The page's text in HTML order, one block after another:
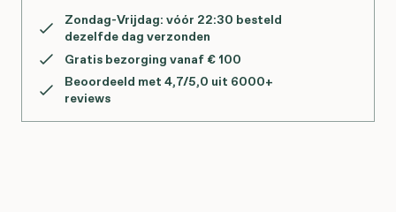
Zondag-Vrijdag: vóór 22:30 besteld
dezelfde dag verzonden
Gratis bezorging vanaf € 100
Beoordeeld met 4,7/5,0 uit 6000+
reviews